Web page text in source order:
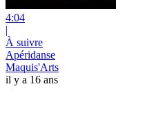
4:04
|
À suivre
Apéridanse
Maquis'Arts
il y a 16 ans